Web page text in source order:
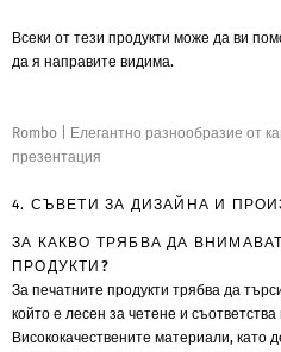
Всеки от тези продукти може да ви
да я направите видима.
Rombo
Елегантно разнообразие от
презентация
4. СЪВЕТИ ЗА ДИЗАЙНА И
ЗА КАКВО ТРЯБВА ДА
ПРОДУКТИ?
За печатните продукти трябва да
който е лесен за четене и
Висококачествените материали, като